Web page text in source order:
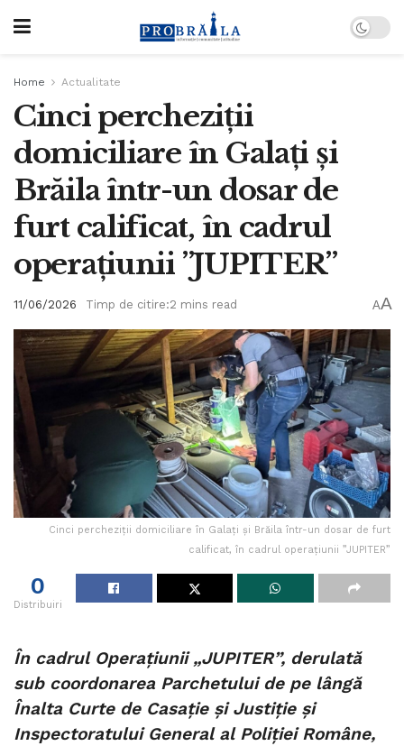
Home Actualitate
Cinci percheziții
domiciliare în Galați și
Brăila într-un dosar de
furt calificat, în cadrul
operațiunii ”JUPITER”
11/06/2026 Timp de citire:2 mins read AA
Cinci percheziții domiciliare în Galați și Brăila într-un dosar de furt
calificat, în cadrul operațiunii ”JUPITER”
0
Distribuiri
În cadrul Operațiunii „JUPITER”, derulată
sub coordonarea Parchetului de pe lângă
Înalta Curte de Casație și Justiție și
Inspectoratului General al Poliției Române,